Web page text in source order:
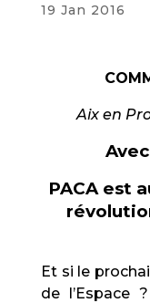
19 Jan 2016
Aix en
PACA est
Et si le
de l’Espace